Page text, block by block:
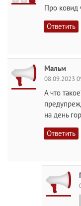
Про ковид
Ответить
Мальм
08.09.2023
А что
на день
Ответить